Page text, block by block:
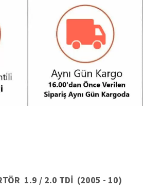
1.9 / 2.0 TDİ (2005 - 10)